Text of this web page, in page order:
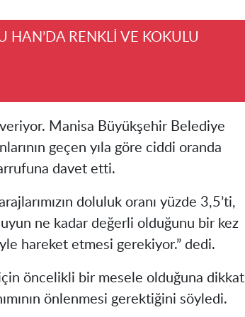
HAN’DA RENKLİ VE KOKULU
Manisa Büyükşehir Belediye
geçen yıla göre ciddi oranda
davet etti.
doluluk oranı yüzde 3,5’ti,
ne kadar değerli olduğunu bir kez
hareket etmesi gerekiyor.” dedi.
için öncelikli bir mesele olduğuna dikkat
önlenmesi gerektiğini söyledi.